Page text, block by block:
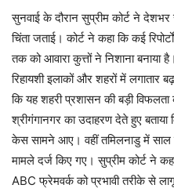
सुनवाई के दौरान सुप्रीम कोर्ट ने
चिंता जताई। कोर्ट ने कहा कि कई
तक को आवारा कुत्तों ने निशाना बनाया
रिहायशी इलाकों और शहरों में
कि यह शहरी प्रशासन की बड़ी
श्रीगंगानगर का उदाहरण देते हुए
केस सामने आए। वहीं तमिलनाडु में साल
मामले दर्ज किए गए। सुप्रीम कोर्ट ने
ABC फ्रेमवर्क को प्रभावी तरीके से